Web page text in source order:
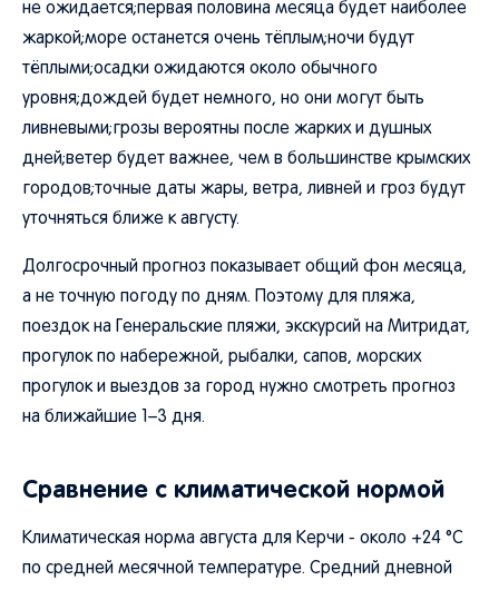
не ожидается;первая половина месяца будет наиболее
жаркой;море останется очень тёплым;ночи будут
тёплыми;осадки ожидаются около обычного
уровня;дождей будет немного, но они могут быть
ливневыми;грозы вероятны после жарких и душных
дней;ветер будет важнее, чем в большинстве крымских
городов;точные даты жары, ветра, ливней и гроз будут
уточняться ближе к августу.
Долгосрочный прогноз показывает общий фон месяца,
а не точную погоду по дням. Поэтому для пляжа,
поездок на Генеральские пляжи, экскурсий на Митридат,
прогулок по набережной, рыбалки, сапов, морских
прогулок и выездов за город нужно смотреть прогноз
на ближайшие 1–3 дня.
Сравнение с климатической нормой
Климатическая норма августа для Керчи - около +24 °C
по средней месячной температуре. Средний дневной